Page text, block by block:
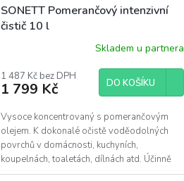
SONETT Pomerančový intenzivní
čistič 10 l
Skladem u partnera
1 487 Kč bez DPH
1 799 Kč DO KOŠÍKU
Vysoce koncentrovaný s pomerančovým
olejem. K dokonalé očistě voděodolných
povrchů v domácnosti, kuchyních,
koupelnách, toaletách, dílnách atd. Účinně
odstraňuje zažranou špínu...